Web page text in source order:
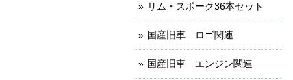
リム・スポーク36本セット
国産旧車 ロゴ関連
国産旧車 エンジン関連